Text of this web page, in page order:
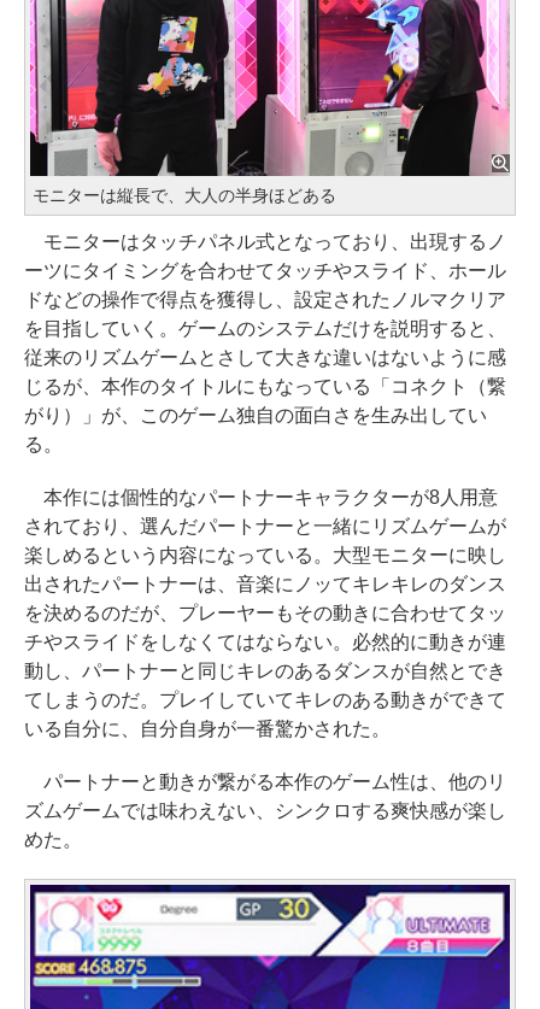
モニターは縦長で、大人の半身ほどある
モニターはタッチパネル式となっており、出現するノ
ーツにタイミングを合わせてタッチやスライド、ホール
ドなどの操作で得点を獲得し、設定されたノルマクリア
を目指していく。ゲームのシステムだけを説明すると、
従来のリズムゲームとさして大きな違いはないように感
じるが、本作のタイトルにもなっている「コネクト（繋
がり）」が、このゲーム独自の面白さを生み出してい
る。
本作には個性的なパートナーキャラクターが8人用意
されており、選んだパートナーと一緒にリズムゲームが
楽しめるという内容になっている。大型モニターに映し
出されたパートナーは、音楽にノッてキレキレのダンス
を決めるのだが、プレーヤーもその動きに合わせてタッ
チやスライドをしなくてはならない。必然的に動きが連
動し、パートナーと同じキレのあるダンスが自然とでき
てしまうのだ。プレイしていてキレのある動きができて
いる自分に、自分自身が一番驚かされた。
パートナーと動きが繋がる本作のゲーム性は、他のリ
ズムゲームでは味わえない、シンクロする爽快感が楽し
めた。